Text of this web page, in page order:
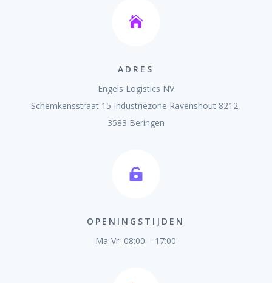

ADRES
Engels Logistics NV
Schemkensstraat 15 Industriezone Ravenshout 8212,
3583 Beringen

OPENINGSTIJDEN
Ma-Vr 08:00 – 17:00